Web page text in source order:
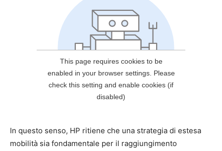
In questo senso, HP ritiene che una strategia di estesa
mobilità sia fondamentale per il raggiungimento